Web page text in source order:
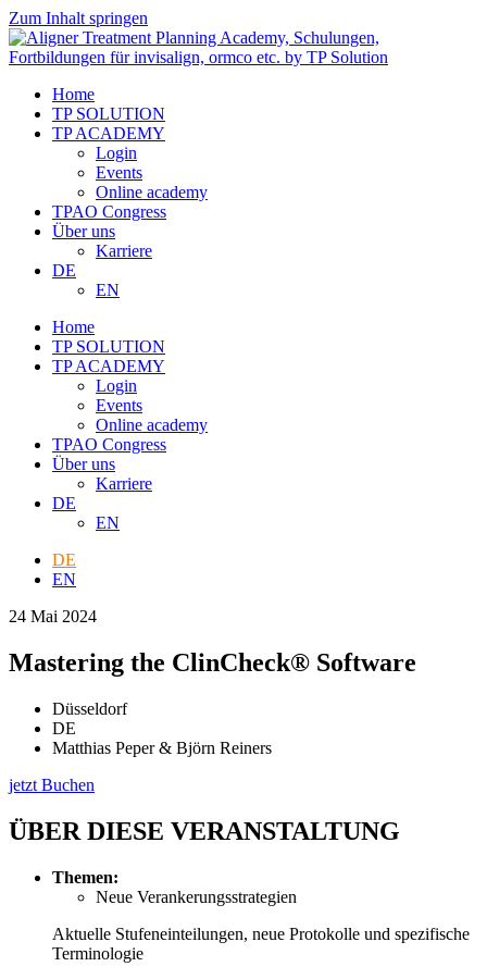
Zum Inhalt springen
Home
TP SOLUTION
TP ACADEMY
Login
Events
Online academy
TPAO Congress
Über uns
Karriere
DE
EN
Home
TP SOLUTION
TP ACADEMY
Login
Events
Online academy
TPAO Congress
Über uns
Karriere
DE
EN
DE
EN
24 Mai 2024
Mastering the ClinCheck® Software
Düsseldorf
DE
Matthias Peper & Björn Reiners
jetzt Buchen
ÜBER DIESE VERANSTALTUNG
Themen:
Neue Verankerungsstrategien
Aktuelle Stufeneinteilungen, neue Protokolle und spezifische
Terminologie